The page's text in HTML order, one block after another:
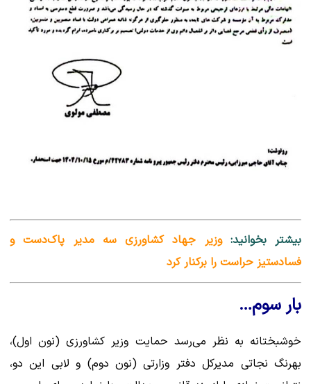
بیشتر بخوانید:وزیر جهاد کشاورزی سه مدیر پاک‌دست و
فسادستیز حراست را برکنار کرد
بار سوم…
خوشبختانه به نظر می‌رسد حمایت وزیر کشاورزی (نون اول)،
بهرنگ نجاتی مدیرکل دفتر وزارتی (نون دوم) و لابی این دو،